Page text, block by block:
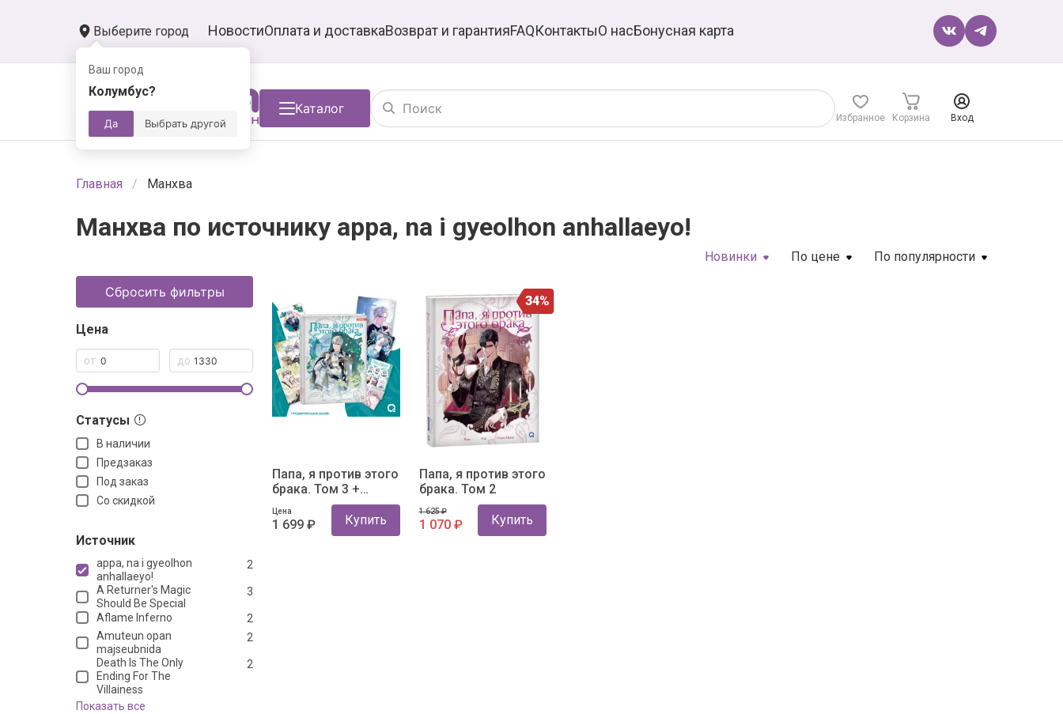
Выберите город
Ваш город
Колумбус?
Да Выбрать другой
НовостиОплата и доставкаВозврат и гарантияFAQКонтактыО насБонусная карта
Каталог
Избранное Корзина Вход
Главная Манхва
Манхва по источнику appa, na i gyeolhon anhallaeyo!
Сбросить фильтры
Цена
Статусы
В наличии
Предзаказ
Под заказ
Со скидкой
Источник
appa, na i gyeolhon
anhallaeyo!
2
A Returner's Magic
Should Be Special
3
Aflame Inferno
2
Amuteun opan
majseubnida
2
Death Is The Only
Ending For The
Villainess
2
Показать все
Новинки По цене По популярности
Папа, я против этого
брака. Том 3 +
официальный мерч
Цена
1 699 ₽ Купить
34%
Папа, я против этого
брака. Том 2
1 625 ₽
1 070 ₽ Купить